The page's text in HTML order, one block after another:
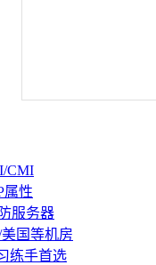
CMI
属性
服务器
国等机房
练手首选